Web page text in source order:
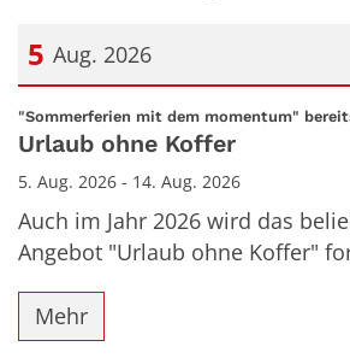
5 Aug. 2026
Datum: 5. August 2026
"Sommerferien mit dem momentum"
Urlaub ohne Koffer
5. Aug. 2026 - 14. Aug. 2026
Auch im Jahr 2026 wird das
Angebot "Urlaub ohne Koffer"
Mehr